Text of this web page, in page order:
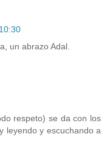
un abrazo Adal.
respeto) se da con los
leyendo y escuchando a